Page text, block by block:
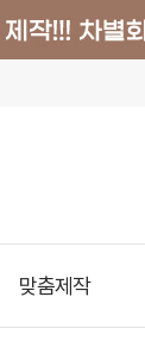
맞춤제작